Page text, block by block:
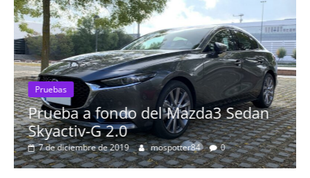
Sedan Pruebas
Probamos el Audi Q8 50 TDI:
más espectacular de la marca
8 de septiembre de 2019 Nacho 0